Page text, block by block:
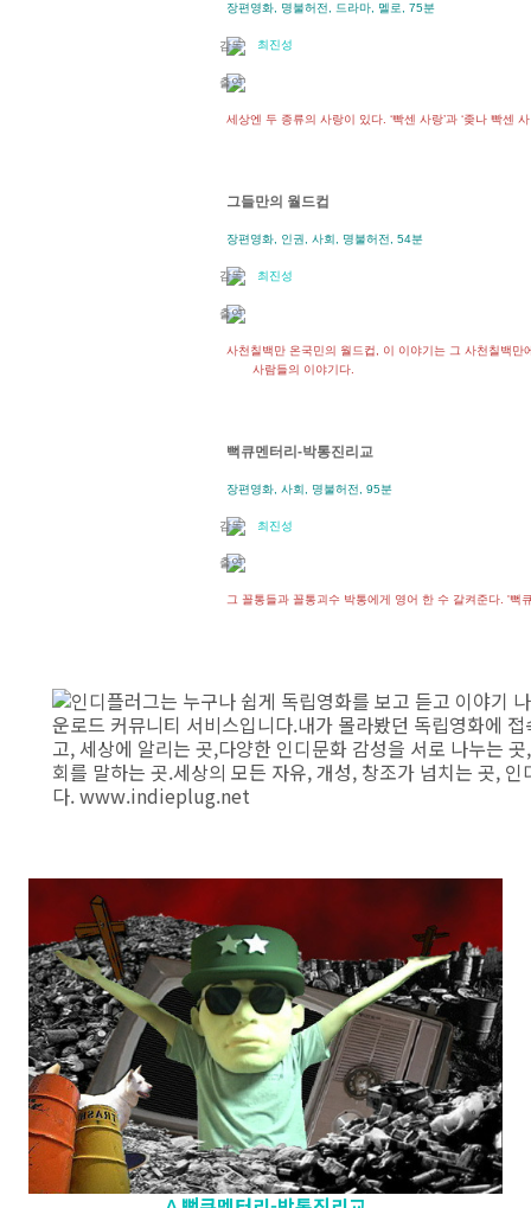
장편영화, 명불허전, 드라마, 멜로, 75분
최진성
세상엔 두 종류의 사랑이 있다. ‘빡센 사랑’과 ‘좆나 빡센 사
그들만의 월드컵
장편영화, 인권, 사회, 명불허전, 54분
최진성
사천칠백만 온국민의 월드컵, 이 이야기는 그 사천칠백만
사람들의 이야기다.
뻑큐멘터리-박통진리교
장편영화, 사회, 명불허전, 95분
최진성
그 꼴통들과 꼴통괴수 박통에게 영어 한 수 갈켜준다. '뻑